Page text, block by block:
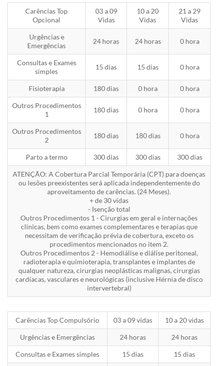
Carências Top
Opcional
03 a 09
Vidas
10 a 20
Vidas
21 a 29
Vidas
Urgências e
Emergências
24 horas 24 horas 0 hora
Consultas e Exames
simples
15 dias 15 dias 0 hora
Fisioterapia 180 dias 0 hora 0 hora
Outros Procedimentos
1
180 dias 0 hora 0 hora
Outros Procedimentos
2
180 dias 180 dias 0 hora
Parto a termo 300 dias 300 dias 300 dias
ATENÇÃO: A Cobertura Parcial Temporária (CPT) para doenças
ou lesões preexistentes será aplicada independentemente do
aproveitamento de carências. (24 Meses).
+ de 30 vidas
- Isenção total
Outros Procedimentos 1 - Cirurgias em geral e internações
clinicas, bem como exames complementares e terapias que
necessitam de verificação prévia de cobertura, exceto os
procedimentos mencionados no item 2.
Outros Procedimentos 2 - Hemodiálise e diálise peritoneal,
radioterapia e quimioterapia, transplantes e implantes de
qualquer natureza, cirurgias neoplásticas malignas, cirurgias
cardíacas, vasculares e neurológicas (inclusive Hérnia de disco
intervertebral)
Carências Top Compulsório 03 a 09 vidas 10 a 20 vidas
Urgências e Emergências 24 horas 24 horas
Consultas e Exames simples 15 dias 15 dias